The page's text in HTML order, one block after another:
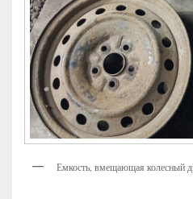
Емкость, вмещающая колесный